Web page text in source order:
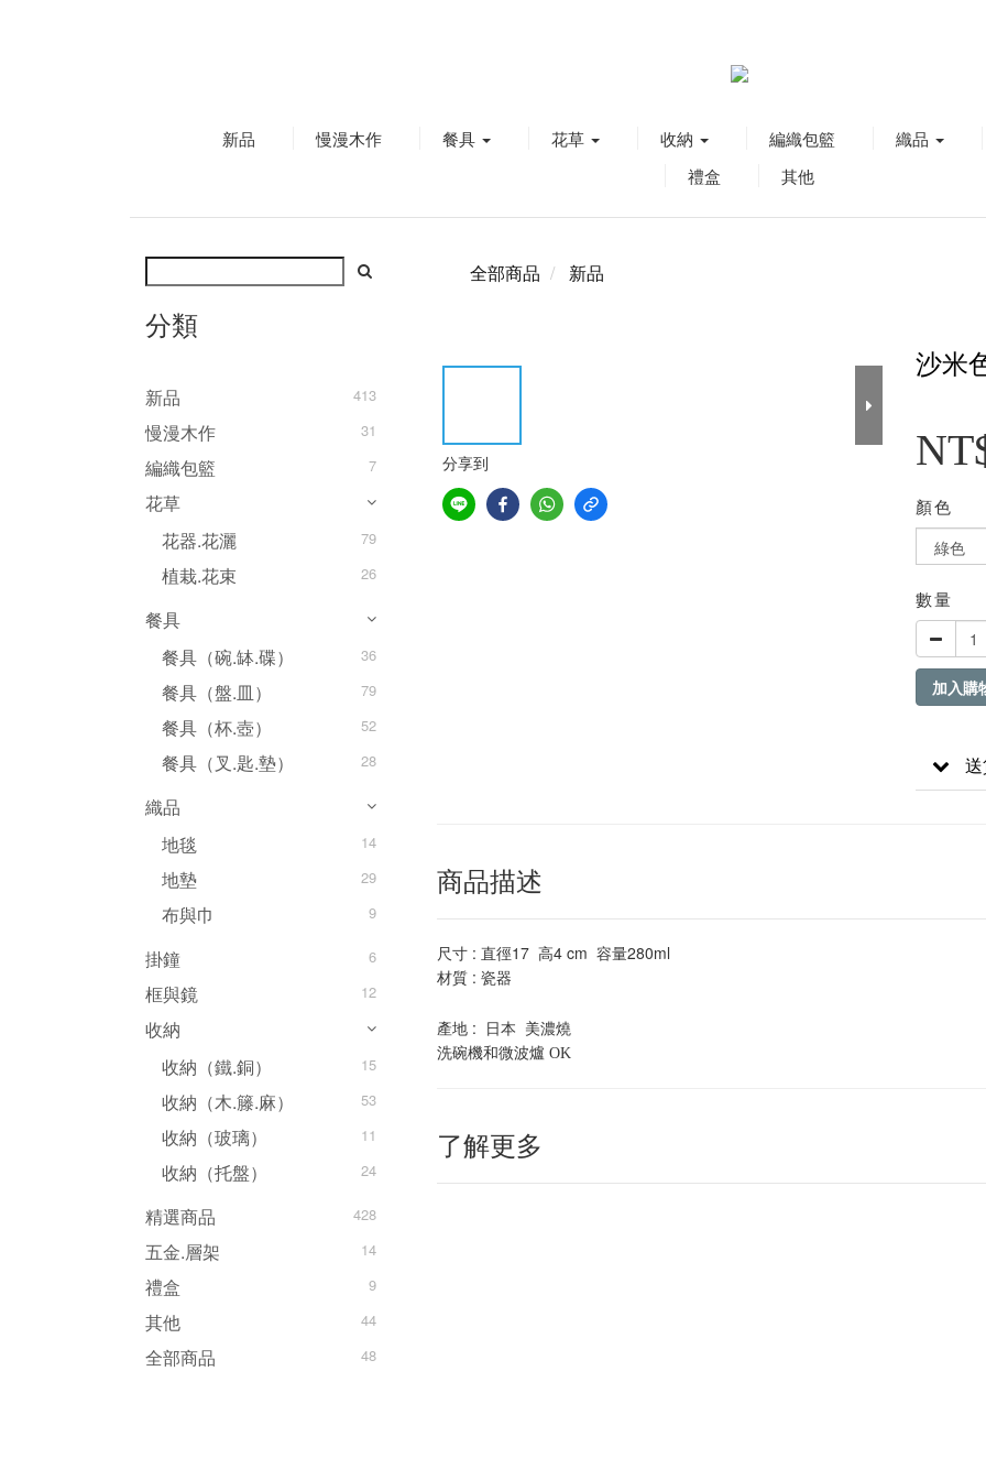
新品 慢漫木作 餐具 花草 收納 編織包籃 織品
禮盒
其他
分類
新品 413
慢漫木作 31
編織包籃 7
花草
花器.花灑
79
植栽.花束 26
餐具
餐具（碗.缽.碟）
36
餐具（盤.皿） 79
餐具（杯.壺） 52
餐具（叉.匙.墊） 28
織品
地毯
14
地墊 29
布與巾 9
掛鐘 6
框與鏡 12
收納
收納（鐵.銅）
15
收納（木.籐.麻） 53
收納（玻璃） 11
收納（托盤） 24
精選商品 428
五金.層架 14
禮盒 9
其他 44
全部商品 48
全部商品 新品
分享到
沙米
顏色
數量
加入購
商品描述
尺寸 : 直徑17 高4 cm 容量280ml
材質 : 瓷器
產地 : 日本 美濃燒
洗碗​​機和微波爐 OK
了解更多